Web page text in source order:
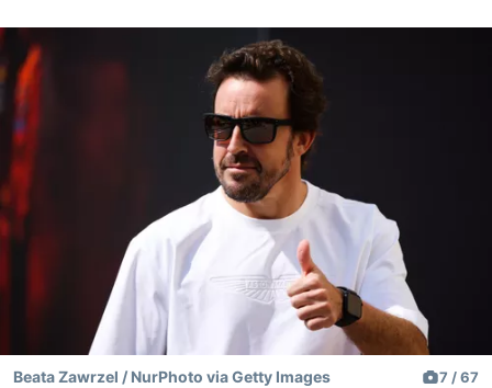
Beata Zawrzel / NurPhoto via Getty Images 7 / 67